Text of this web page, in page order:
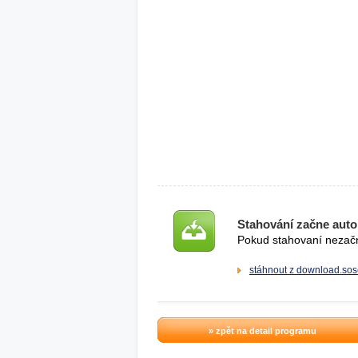
Stahování začne
Pokud stahovaní
stáhnout z
» zpět na detail programu